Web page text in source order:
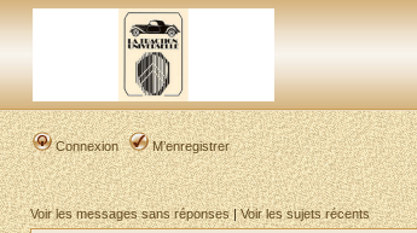
Connexion M’enregistrer
Voir les messages sans réponses|Voir les sujets récents